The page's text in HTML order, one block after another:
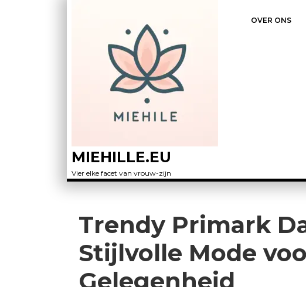
MIEHILLE.EU
Vier elke facet van vrouw-zijn
OVER ONS
Trendy Primark
Stijlvolle Mode
Gelegenheid